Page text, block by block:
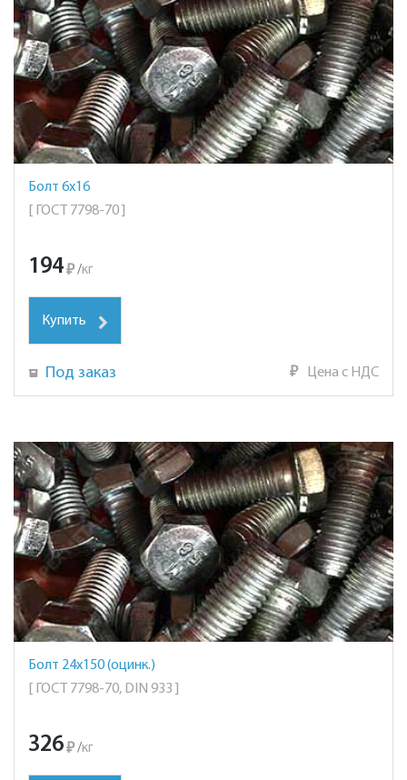
Болт 6х16
[ ГОСТ 7798-70 ]
194₽ /кг
Купить
Под заказ ₽ Цена с НДС
Болт 24х150 (оцинк.)
[ ГОСТ 7798-70, DIN 933 ]
326₽ /кг